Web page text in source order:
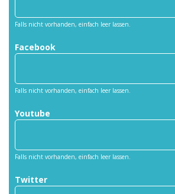
Falls nicht vorhanden, einfach leer lassen.
Facebook
Falls nicht vorhanden, einfach leer lassen.
Youtube
Falls nicht vorhanden, einfach leer lassen.
Twitter